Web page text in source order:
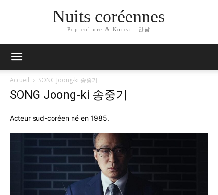
Nuits coréennes
Pop culture & Korea - 만남
Accueil SONG Joong-ki 송중기
SONG Joong-ki 송중기
Acteur sud-coréen né en 1985.